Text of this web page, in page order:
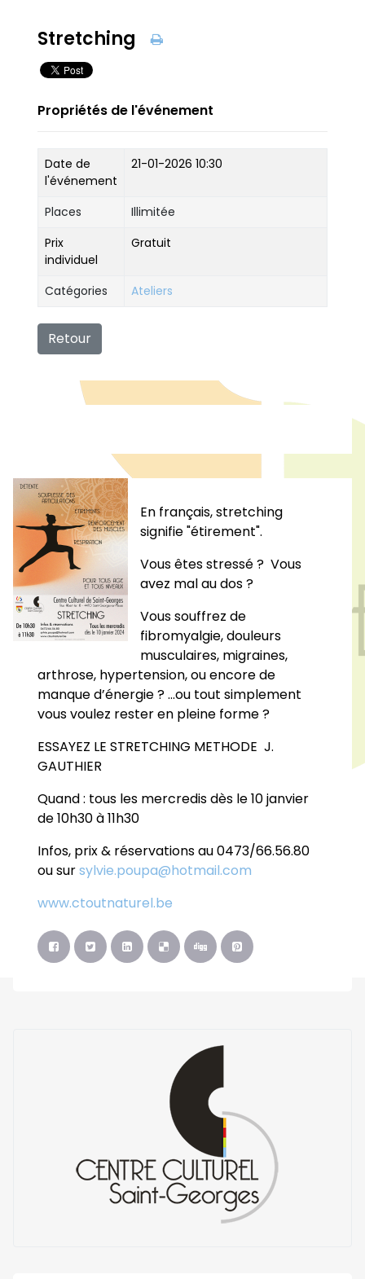
En français, stretching
signifie"étirement".
Vous êtes stressé ? Vous
avez mal au dos ?
Vous souffrez de
fibromyalgie, douleurs
musculaires, migraines,
arthrose, hypertension, ou encore de
manque d’énergie ? ...ou tout simplement
vous voulez rester en pleine forme ?
ESSAYEZ LE STRETCHING METHODE J.
GAUTHIER
Quand : tous les mercredis dès le 10 janvier
de 10h30 à 11h30
Infos, prix & réservations au 0473/66.56.80
ou sursylvie.poupa@hotmail.com
www.ctoutnaturel.be
Stretching
Propriétés de l'événement
Date de
l'événement
21-01-2026 10:30
Places
Illimitée
Prix
individuel
Gratuit
Catégories Ateliers
Retour